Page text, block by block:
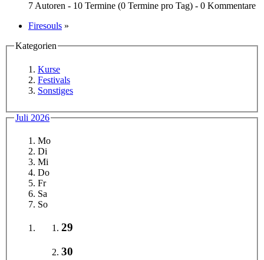
7 Autoren - 10 Termine (0 Termine pro Tag) - 0 Kommentare
Firesouls »
Kategorien
Kurse
Festivals
Sonstiges
Juli 2026
Mo
Di
Mi
Do
Fr
Sa
So
29
30